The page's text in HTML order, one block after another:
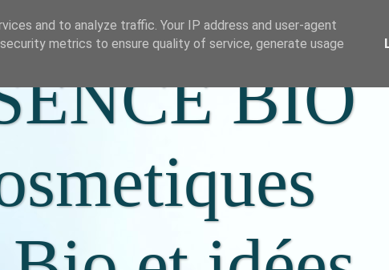
BIO
and to analyze traffic. Your IP address and user-agent
metrics to ensure quality of service, generate usage